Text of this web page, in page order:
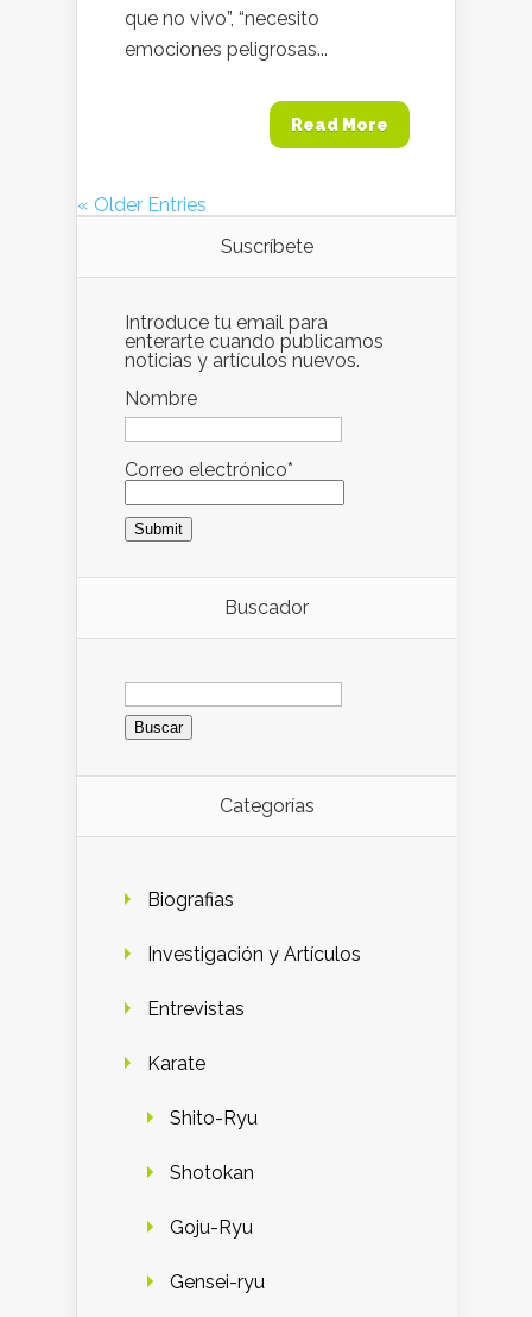
que no vivo”, “necesito
emociones peligrosas...
Read More
« Older Entries
Suscríbete
Introduce tu email para
enterarte cuando publicamos
noticias y artículos nuevos.
Nombre
Correo electrónico*
Buscador
Buscar:
Categorías
Biografias
Investigación y Artículos
Entrevistas
Karate
Shito-Ryu
Shotokan
Goju-Ryu
Gensei-ryu